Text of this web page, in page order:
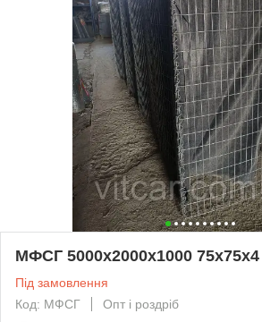
МФСГ 5000х2000х1000
Під замовлення
Код: МФСГ
Опт і роздріб